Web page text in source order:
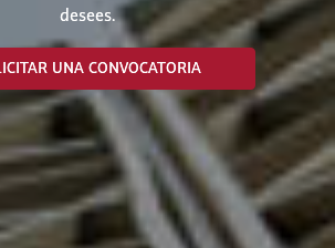
desees.
UNA CONVOCATORIA